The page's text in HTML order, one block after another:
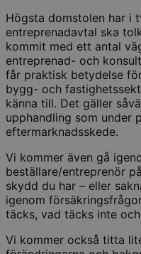
Högsta domstolen har i
entreprenadavtal ska
kommit med ett antal
entreprenad- och
får praktisk betydelse
bygg- och
känna till. Det gäller
upphandling som under
eftermarknadsskede.
Vi kommer även gå
beställare/entreprenör
skydd du har – eller
igenom
täcks, vad täcks inte
Vi kommer också titta